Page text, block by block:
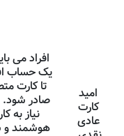
امید
کارت
عادی
افراد می
یک حساب
تا کارت
صادر شود.
نیاز به
هوشمند و